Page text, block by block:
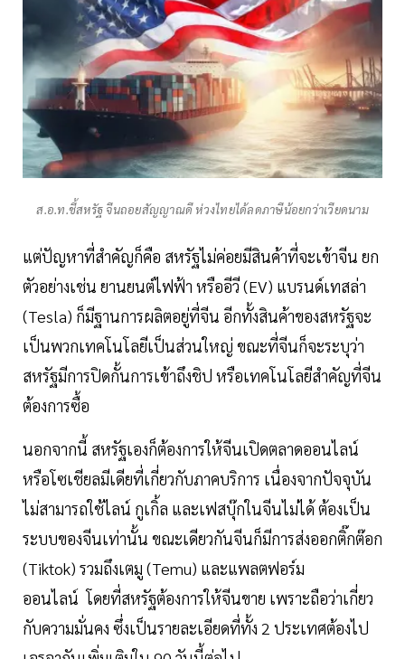
ส.อ.ท.ชี้สหรัฐ จีนถอยสัญญาณดี ห่วงไทยได้ลดภาษีน้อยกว่าเวียดนาม
แต่ปัญหาที่สำคัญก็คือ สหรัฐไม่ค่อยมีสินค้าที่จะเข้าจีน ยก
ตัวอย่างเช่น ยานยนต์ไฟฟ้า หรืออีวี (EV) แบรนด์เทสล่า
(Tesla) ก็มีฐานการผลิตอยู่ที่จีน อีกทั้งสินค้าของสหรัฐจะ
เป็นพวกเทคโนโลยีเป็นส่วนใหญ่ ขณะที่จีนก็จะระบุว่า
สหรัฐมีการปิดกั้นการเข้าถึงชิป หรือเทคโนโลยีสำคัญที่จีน
ต้องการซื้อ
นอกจากนี้ สหรัฐเองก็ต้องการให้จีนเปิดตลาดออนไลน์
หรือโซเชียลมีเดียที่เกี่ยวกับภาคบริการ เนื่องจากปัจจุบัน
ไม่สามารถใช้ไลน์ กูเกิ้ล และเฟสบุ๊กในจีนไม่ได้ ต้องเป็น
ระบบของจีนเท่านั้น ขณะเดียวกันจีนก็มีการส่งออกติ๊กต๊อก
(Tiktok) รวมถึงเตมู (Temu) และแพลตฟอร์ม
ออนไลน์ โดยที่สหรัฐต้องการให้จีนขาย เพราะถือว่าเกี่ยว
กับความมั่นคง ซึ่งเป็นรายละเอียดที่ทั้ง 2 ประเทศต้องไป